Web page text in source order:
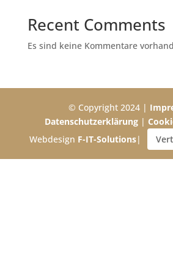
Recent Comments
Es sind keine Kommentare
© Copyright 2024 |
Datenschutzerklärung|
Webdesign F-IT-Solutions|